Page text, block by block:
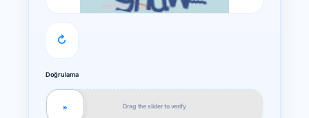
↻
Doğrulama
Drag the slider to verify
»